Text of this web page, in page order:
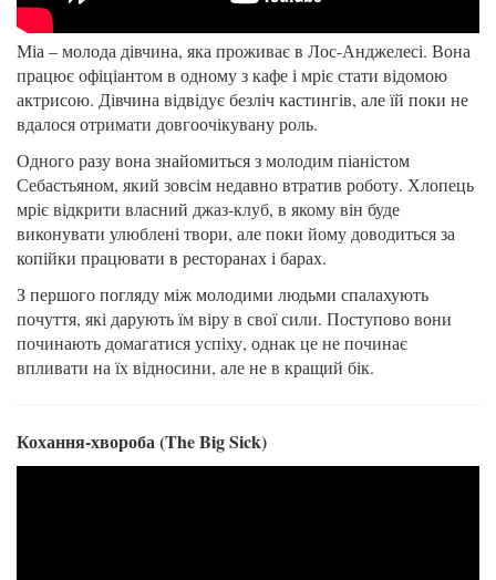
Міа – молода дівчина, яка проживає в Лос-Анджелесі. Вона
працює офіціантом в одному з кафе і мріє стати відомою
актрисою. Дівчина відвідує безліч кастингів, але їй поки не
вдалося отримати довгоочікувану роль.
Одного разу вона знайомиться з молодим піаністом
Себастьяном, який зовсім недавно втратив роботу. Хлопець
мріє відкрити власний джаз-клуб, в якому він буде
виконувати улюблені твори, але поки йому доводиться за
копійки працювати в ресторанах і барах.
З першого погляду між молодими людьми спалахують
почуття, які дарують їм віру в свої сили. Поступово вони
починають домагатися успіху, однак це не починає
впливати на їх відносини, але не в кращий бік.
Кохання-хвороба (The Big Sick)